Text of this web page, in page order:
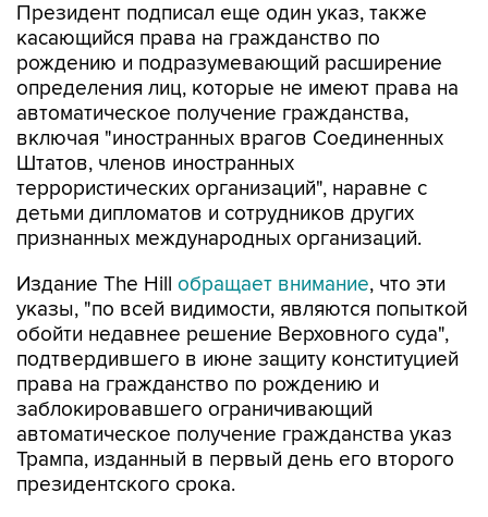
Президент подписал еще один указ, также
касающийся права на гражданство по
рождению и подразумевающий расширение
определения лиц, которые не имеют права на
автоматическое получение гражданства,
включая "иностранных врагов Соединенных
Штатов, членов иностранных
террористических организаций", наравне с
детьми дипломатов и сотрудников других
признанных международных организаций.
Издание The Hill обращает внимание, что эти
указы, "по всей видимости, являются попыткой
обойти недавнее решение Верховного суда",
подтвердившего в июне защиту конституцией
права на гражданство по рождению и
заблокировавшего ограничивающий
автоматическое получение гражданства указ
Трампа, изданный в первый день его второго
президентского срока.